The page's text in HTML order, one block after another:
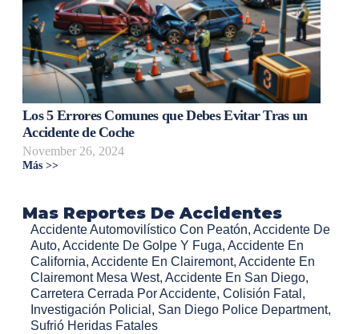
Los 5 Errores Comunes que Debes Evitar Tras un
Accidente de Coche
November 26, 2024
Más >>
Mas Reportes De Accidentes
Accidente Automovilístico Con Peatón, Accidente De
Auto, Accidente De Golpe Y Fuga, Accidente En
California, Accidente En Clairemont, Accidente En
Clairemont Mesa West, Accidente En San Diego,
Carretera Cerrada Por Accidente, Colisión Fatal ,
Investigación Policial , San Diego Police Department,
Sufrió Heridas Fatales